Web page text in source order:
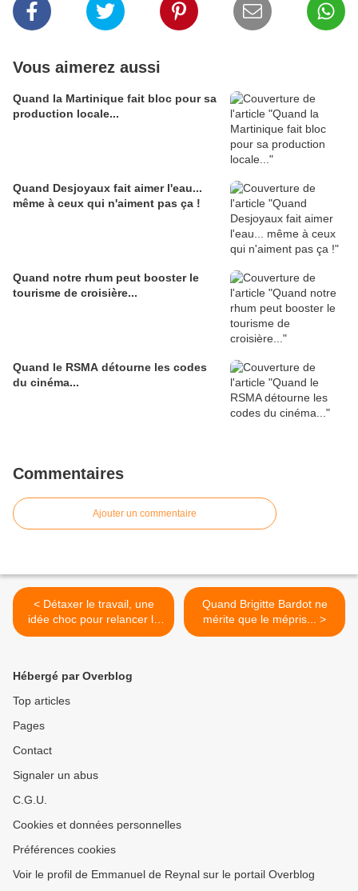
Vous aimerez aussi
Quand la Martinique fait bloc pour sa
production locale...
Quand Desjoyaux fait aimer l'eau...
même à ceux qui n'aiment pas ça !
Quand notre rhum peut booster le
tourisme de croisière...
Quand le RSMA détourne les codes
du cinéma...
Commentaires
Ajouter un commentaire
< Détaxer le travail, une
idée choc pour relancer la
Martinique !
Quand Brigitte Bardot ne
mérite que le mépris... >
Hébergé par Overblog
Top articles
Pages
Contact
Signaler un abus
C.G.U.
Cookies et données personnelles
Préférences cookies
Voir le profil de Emmanuel de Reynal sur le portail Overblog